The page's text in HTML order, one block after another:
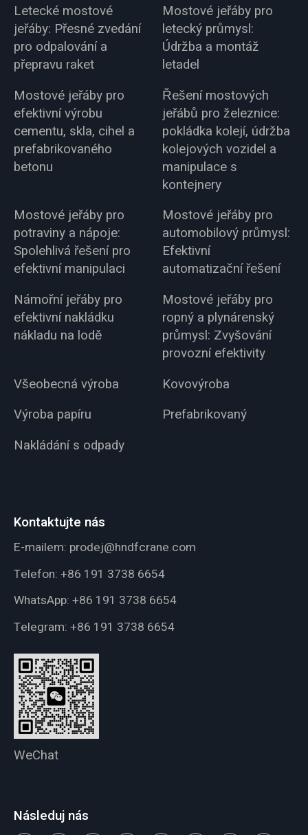
Letecké mostové
jeřáby: Přesné zvedání
pro odpalování a
přepravu raket
Mostové jeřáby pro
letecký průmysl:
Údržba a montáž
letadel
Mostové jeřáby pro
efektivní výrobu
cementu, skla, cihel a
prefabrikovaného
betonu
Řešení mostových
jeřábů pro železnice:
pokládka kolejí, údržba
kolejových vozidel a
manipulace s
kontejnery
Mostové jeřáby pro
potraviny a nápoje:
Spolehlivá řešení pro
efektivní manipulaci
Mostové jeřáby pro
automobilový průmysl:
Efektivní
automatizační řešení
Námořní jeřáby pro
efektivní nakládku
nákladu na lodě
Mostové jeřáby pro
ropný a plynárenský
průmysl: Zvyšování
provozní efektivity
Všeobecná výroba
Kovovýroba
Výroba papíru
Prefabrikovaný
Nakládání s odpady
Kontaktujte nás
E-mailem: prodej@hndfcrane.com
Telefon: +86 191 3738 6654
WhatsApp: +86 191 3738 6654
Telegram: +86 191 3738 6654
WeChat
Následuj nás